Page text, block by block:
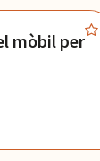
mòbil per